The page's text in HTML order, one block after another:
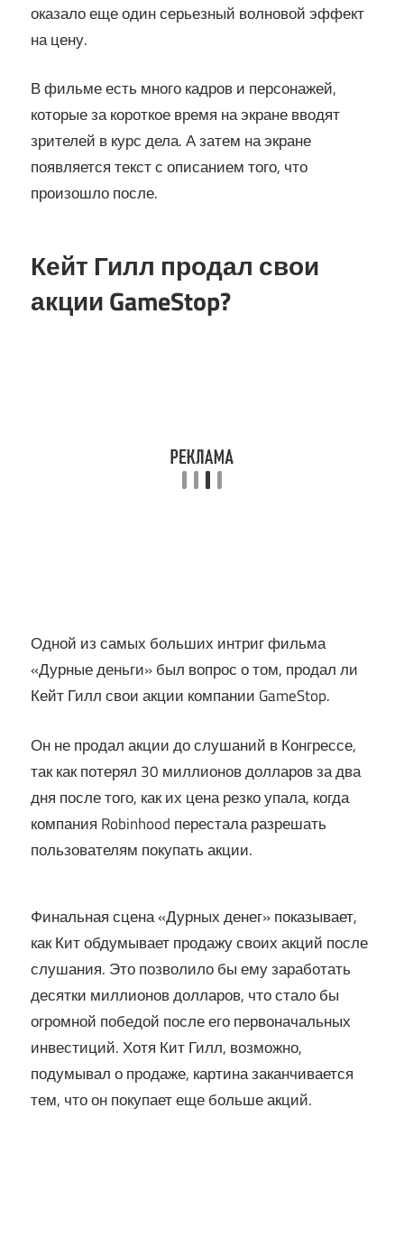
оказало еще один серьезный волновой эффект
на цену.
В фильме есть много кадров и персонажей,
которые за короткое время на экране вводят
зрителей в курс дела. А затем на экране
появляется текст с описанием того, что
произошло после.
Кейт Гилл продал свои
акции GameStop?
Одной из самых больших интриг фильма
«Дурные деньги» был вопрос о том, продал ли
Кейт Гилл свои акции компании GameStop.
Он не продал акции до слушаний в Конгрессе,
так как потерял 30 миллионов долларов за два
дня после того, как их цена резко упала, когда
компания Robinhood перестала разрешать
пользователям покупать акции.
Финальная сцена «Дурных денег» показывает,
как Кит обдумывает продажу своих акций после
слушания. Это позволило бы ему заработать
десятки миллионов долларов, что стало бы
огромной победой после его первоначальных
инвестиций. Хотя Кит Гилл, возможно,
подумывал о продаже, картина заканчивается
тем, что он покупает еще больше акций.